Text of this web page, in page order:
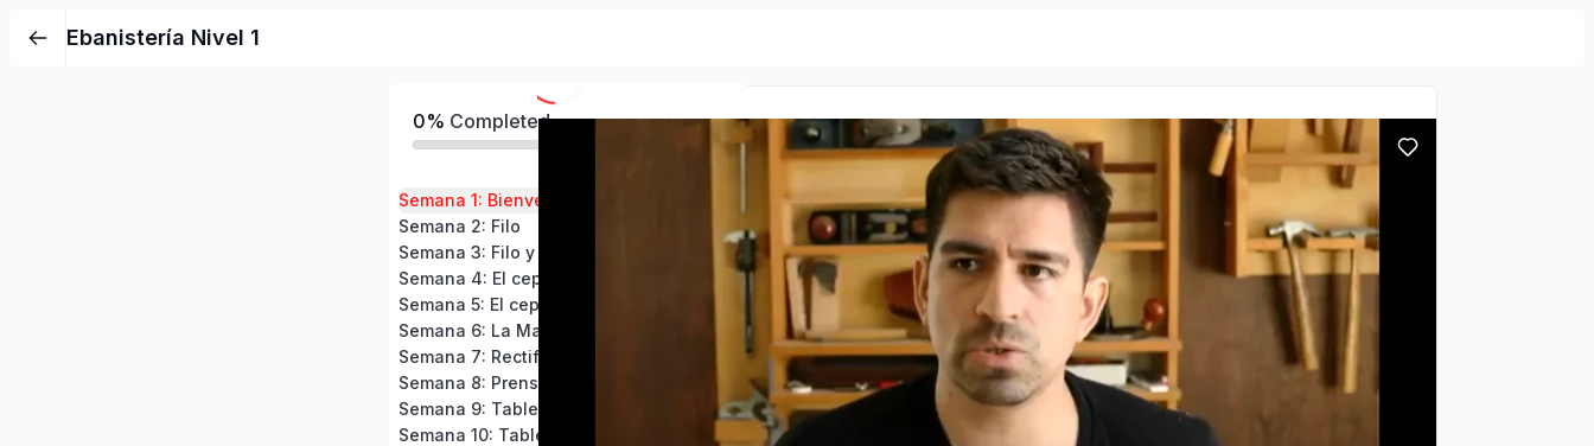
Ebanistería Nivel 1
0% Completed
Semana 1: Bienvenida
Semana 2: Filo
Semana 3: Filo y metodos alternos
Semana 4: El cepillo de hierro
Semana 5: El cepillo de hierro
Semana 6: La Madera y el Serrucho
Semana 8: Prensa
Semana 9: Tablero de encuadre
Semana 10: Tablero de encuadre